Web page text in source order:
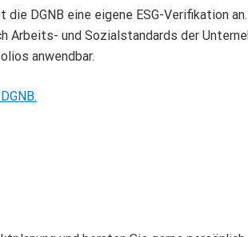
DGNB eine eigene ESG-Verifikation
Arbeits- und Sozialstandards der
anwendbar.